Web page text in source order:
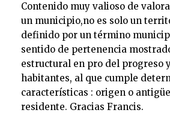
Contenido muy valioso de
un municipio,no es solo un
definido por un término
sentido de pertenencia
estructural en pro del progreso
habitantes, al que cumple
características : origen o
residente. Gracias Francis.